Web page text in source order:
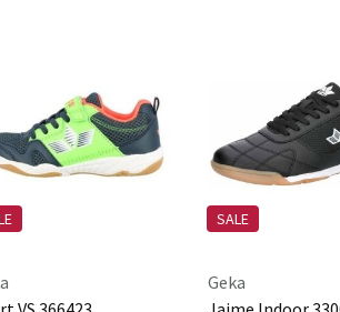
SALE
Geka